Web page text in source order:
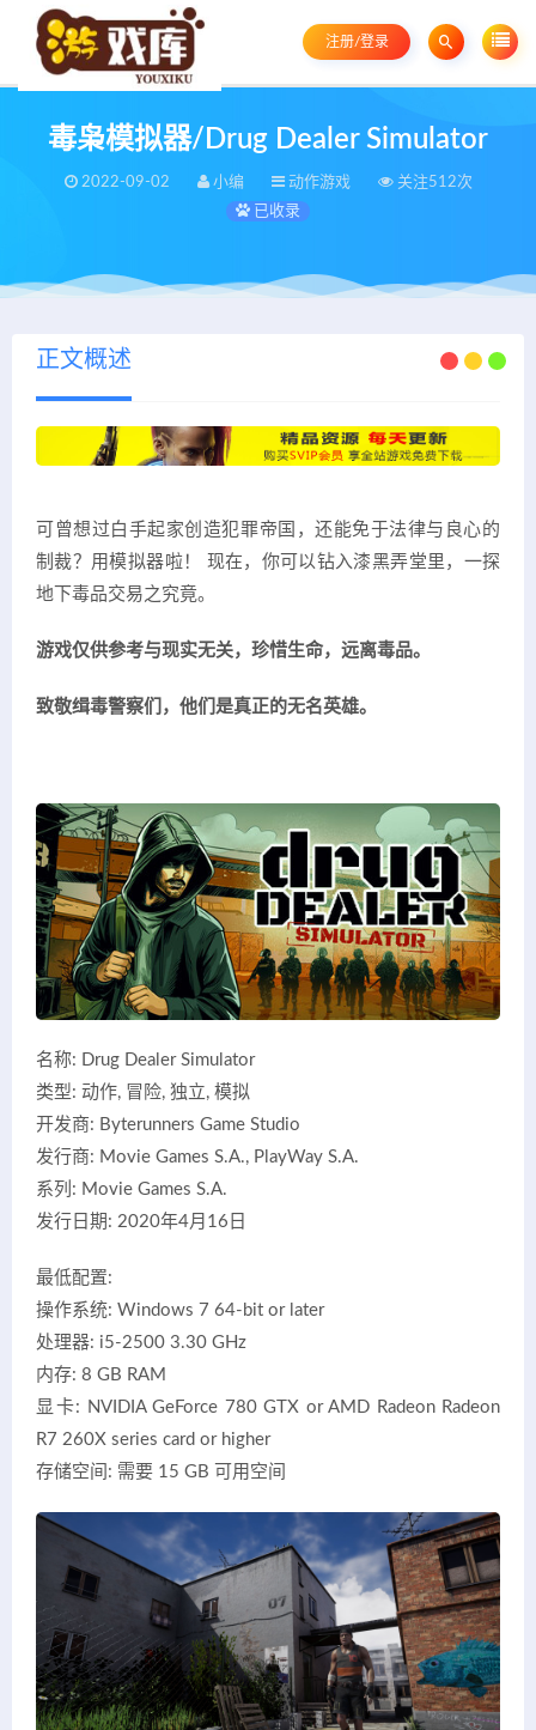
注册/登录
毒枭模拟器/Drug Dealer Simulator
2022-09-02 小编 动作游戏
关注512次
已收录
正文概述
可曾想过白手起家创造犯罪帝国，还能免于法律与良心的
制裁？用模拟器啦！ 现在，你可以钻入漆黑弄堂里，一探
地下毒品交易之究竟。
游戏仅供参考与现实无关，珍惜生命，远离毒品。
致敬缉毒警察们，他们是真正的无名英雄。
名称: Drug Dealer Simulator
类型: 动作, 冒险, 独立, 模拟
开发商: Byterunners Game Studio
发行商: Movie Games S.A., PlayWay S.A.
系列: Movie Games S.A.
发行日期: 2020年4月16日
最低配置:
操作系统: Windows 7 64-bit or later
处理器: i5-2500 3.30 GHz
内存: 8 GB RAM
显卡: NVIDIA GeForce 780 GTX or AMD Radeon Radeon
R7 260X series card or higher
存储空间: 需要 15 GB 可用空间